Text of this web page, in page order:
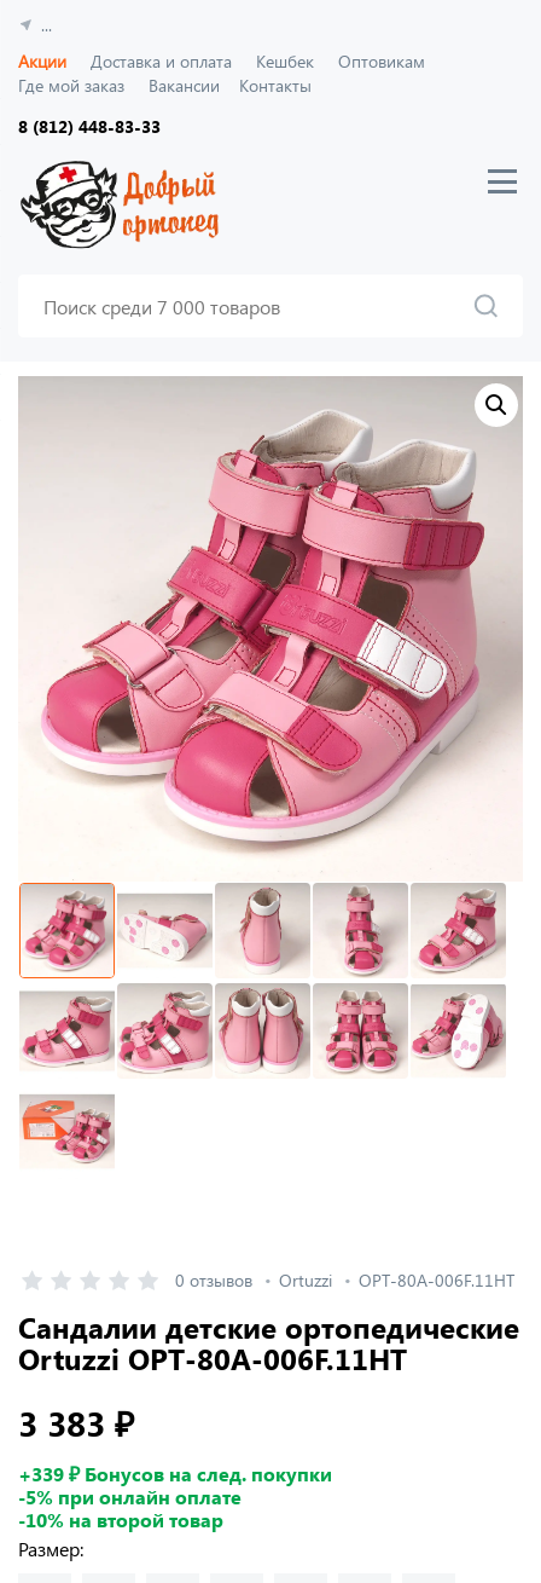
...
Акции
Доставка и оплата Кешбек
Оптовикам
Где мой заказ
Вакансии
Контакты
8 (812) 448-83-33
0 отзывов Ortuzzi ОРТ-80A-006F.11НТ
Сандалии детские ортопедические
Ortuzzi ОРТ-80A-006F.11НТ
3 383 ₽
+339 ₽ Бонусов на след. покупки
-5% при онлайн оплате
-10% на второй товар
Размер: